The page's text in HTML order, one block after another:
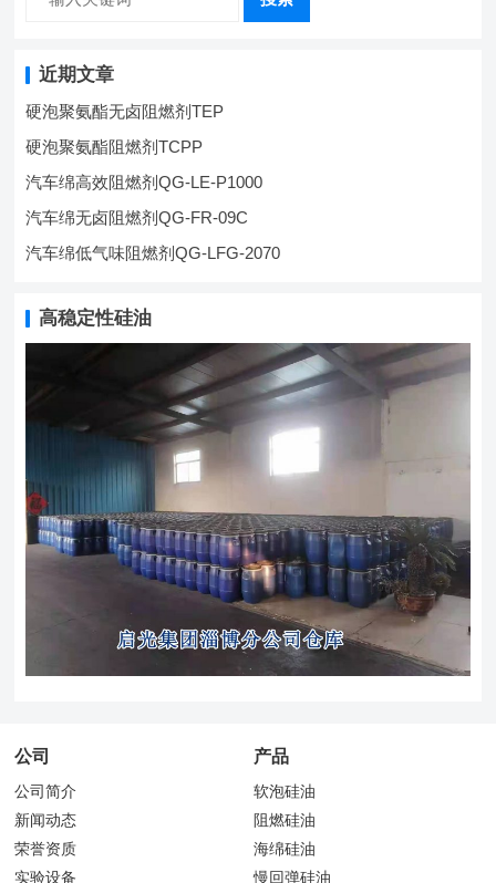
近期文章
硬泡聚氨酯无卤阻燃剂TEP
硬泡聚氨酯阻燃剂TCPP
汽车绵高效阻燃剂QG-LE-P1000
汽车绵无卤阻燃剂QG-FR-09C
汽车绵低气味阻燃剂QG-LFG-2070
高稳定性硅油
公司
公司简介
新闻动态
荣誉资质
实验设备
产品
软泡硅油
阻燃硅油
海绵硅油
慢回弹硅油